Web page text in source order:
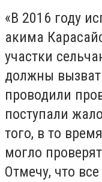
«В 2016 году
акима
участки
должны
проводили
поступали
того, в то
могло
Отмечу, что